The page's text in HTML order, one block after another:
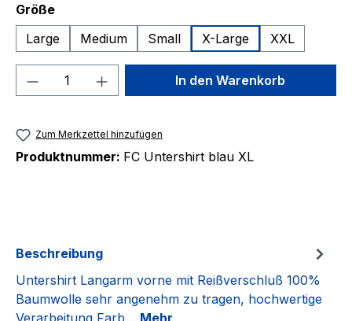
Größeauswählen
Large
Medium Small X-Large XXL
Produkt Anzahl: Gib denIn den Warenkorb
Zum Merkzettel hinzufügen
Produktnummer: FC Untershirt blau XL
Beschreibung
Untershirt Langarm vorne mit Reißverschluß 100%
Baumwolle sehr angenehm zu tragen, hochwertige